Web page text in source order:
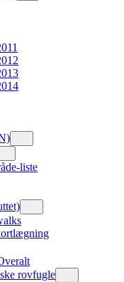
liste
rovfugle